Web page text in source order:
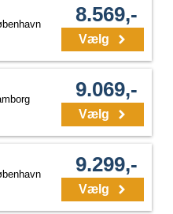
8.569,-
Vælg
9.069,-
Vælg
9.299,-
Vælg